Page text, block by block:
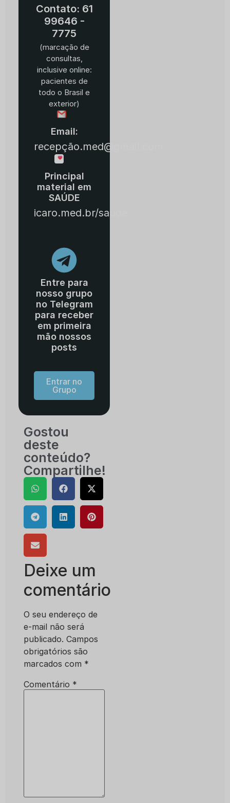
Contato: 61
99646 -
7775
(marcação de
consultas,
inclusive online:
pacientes de
todo o Brasil e
exterior)
Email:
recepção.med@gmail.com
Principal
material em
SAÚDE
icaro.med.br/saude
Entre para
nosso grupo
no Telegram
para receber
em primeira
mão nossos
posts
Entrar no
Grupo
Gostou
deste
conteúdo?
Compartilhe!
Deixe um
comentário
O seu endereço de
e-mail não será
publicado. Campos
obrigatórios são
marcados com *
Comentário *